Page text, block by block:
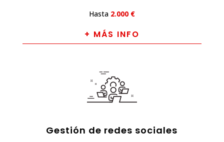
Hasta 2.000 €
+ MÁS INFO
Gestión de redes sociales